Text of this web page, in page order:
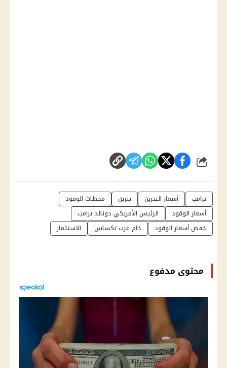
شارك
ترامب أسعار البنزين بنزين
محطات الوقود
أسعار الوقود
الرئيس الأمريكي دونالد ترامب
خفض أسعار الوقود
خام غرب تكساس الاستثمار
محتوى مدفوع